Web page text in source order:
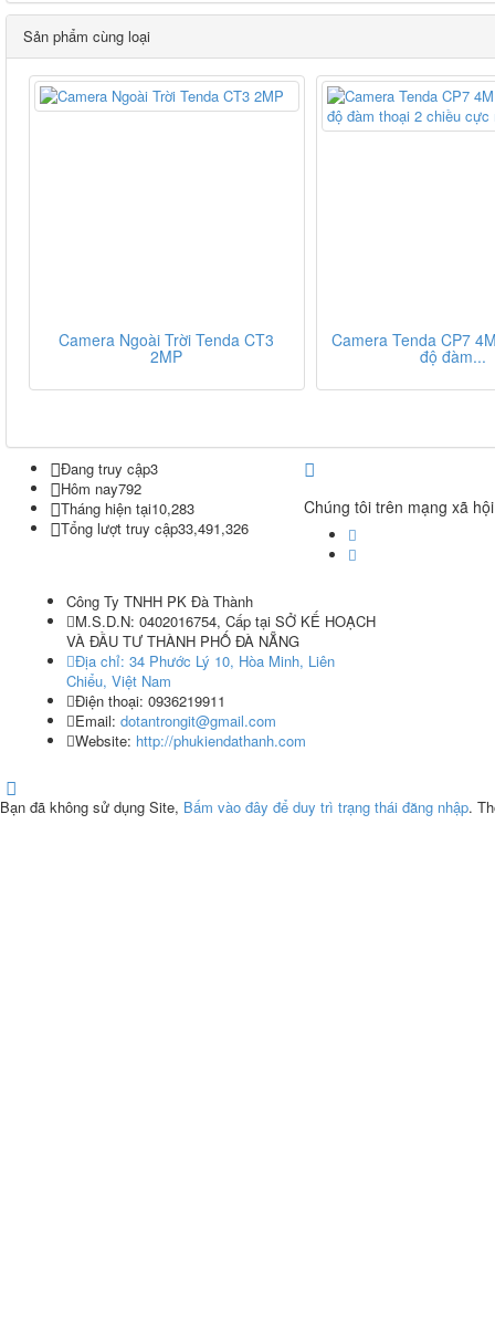
Sản phẩm cùng loại
Camera Ngoài Trời Tenda CT3
2MP
Camera Tenda CP7
độ đàm...
Đang truy cập3
Hôm nay792
Tháng hiện tại10,283
Tổng lượt truy cập33,491,326
Chúng tôi trên mạng xã hội
Công Ty TNHH PK Đà Thành
M.S.D.N: 0402016754, Cấp tại SỞ KẾ HOẠCH
VÀ ĐẦU TƯ THÀNH PHỐ ĐÀ NẴNG
Địa chỉ: 34 Phước Lý 10, Hòa Minh, Liên
Chiểu, Việt Nam
Điện thoại: 0936219911
Email: dotantrongit@gmail.com
Website: http://phukiendathanh.com
Bạn đã không sử dụng Site, Bấm vào đây để duy trì trạng thái đăng nhập.